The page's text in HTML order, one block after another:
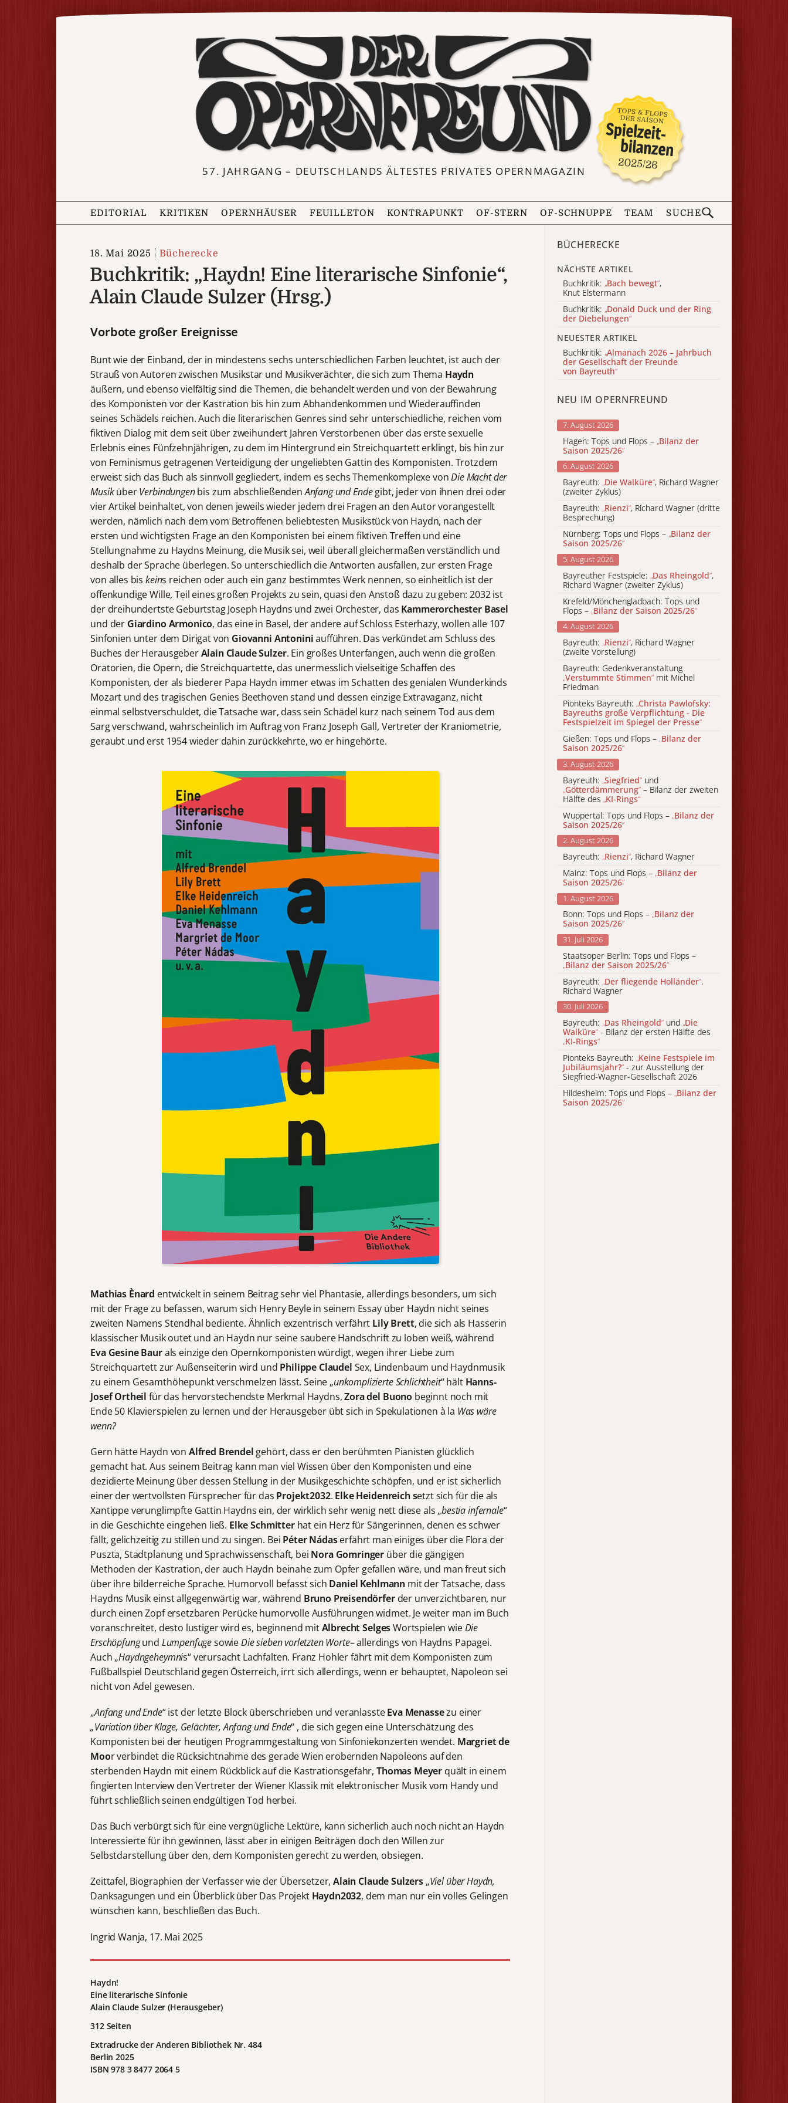
57. JAHRGANG – DEUTSCHLANDS ÄLTESTES PRIVATES OPERNMAGAZIN
EDITORIAL KRITIKEN OPERNHÄUSER FEUILLETON KONTRAPUNKT OF-STERN OF-SCHNUPPE TEAM SUCHE
18. Mai 2025 Bücherecke
Buchkritik: „Haydn! Eine literarische Sinfonie“,
Alain Claude Sulzer (Hrsg.)
Vorbote großer Ereignisse
Bunt wie der Einband, der in mindestens sechs unterschiedlichen Farben leuchtet, ist auch der
Strauß von Autoren zwischen Musikstar und Musikverächter, die sich zum Thema Haydn
äußern, und ebenso vielfältig sind die Themen, die behandelt werden und von der Bewahrung
des Komponisten vor der Kastration bis hin zum Abhandenkommen und Wiederauffinden
seines Schädels reichen. Auch die literarischen Genres sind sehr unterschiedliche, reichen vom
fiktiven Dialog mit dem seit über zweihundert Jahren Verstorbenen über das erste sexuelle
Erlebnis eines Fünfzehnjährigen, zu dem im Hintergrund ein Streichquartett erklingt, bis hin zur
von Feminismus getragenen Verteidigung der ungeliebten Gattin des Komponisten. Trotzdem
erweist sich das Buch als sinnvoll gegliedert, indem es sechs Themenkomplexe vonDie Macht der
MusiküberVerbindungenbis zum abschließendenAnfang und Endegibt, jeder von ihnen drei oder
vier Artikel beinhaltet, von denen jeweils wieder jedem drei Fragen an den Autor vorangestellt
werden, nämlich nach dem vom Betroffenen beliebtesten Musikstück von Haydn, nach der
ersten und wichtigsten Frage an den Komponisten bei einem fiktiven Treffen und eine
Stellungnahme zu Haydns Meinung, die Musik sei, weil überall gleichermaßen verständlich und
deshalb der Sprache überlegen. So unterschiedlich die Antworten ausfallen, zur ersten Frage
von alles bis keins reichen oder auch ein ganz bestimmtes Werk nennen, so einheitlich ist der
offenkundige Wille, Teil eines großen Projekts zu sein, quasi den Anstoß dazu zu geben: 2032 ist
der dreihundertste Geburtstag Joseph Haydns und zwei Orchester, das Kammerorchester Basel
und der Giardino Armonico, das eine in Basel, der andere auf Schloss Esterhazy, wollen alle 107
Sinfonien unter dem Dirigat von Giovanni Antoniniaufführen. Das verkündet am Schluss des
Buches der HerausgeberAlain Claude Sulzer. Ein großes Unterfangen, auch wenn die großen
Oratorien, die Opern, die Streichquartette, das unermesslich vielseitige Schaffen des
Komponisten, der als biederer Papa Haydn immer etwas im Schatten des genialen Wunderkinds
Mozart und des tragischen Genies Beethoven stand und dessen einzige Extravaganz, nicht
einmal selbstverschuldet, die Tatsache war, dass sein Schädel kurz nach seinem Tod aus dem
Sarg verschwand, wahrscheinlich im Auftrag von Franz Joseph Gall, Vertreter der Kraniometrie,
geraubt und erst 1954 wieder dahin zurückkehrte, wo er hingehörte.
Mathias Ènard entwickelt in seinem Beitrag sehr viel Phantasie, allerdings besonders, um sich
mit der Frage zu befassen, warum sich Henry Beyle in seinem Essay über Haydn nicht seines
zweiten Namens Stendhal bediente. Ähnlich exzentrisch verfährt Lily Brett, die sich als Hasserin
klassischer Musik outet und an Haydn nur seine saubere Handschrift zu loben weiß, während
Eva Gesine Baurals einzige den Opernkomponisten würdigt, wegen ihrer Liebe zum
Streichquartett zur Außenseiterin wird und Philippe Claudel Sex, Lindenbaum und Haydnmusik
zu einem Gesamthöhepunkt verschmelzen lässt. Seine „unkomplizierte Schlichtheit“ hält Hanns-
Josef Ortheil für das hervorstechendste Merkmal Haydns,Zora del Buono beginnt noch mit
Ende 50 Klavierspielen zu lernen und der Herausgeber übt sich in Spekulationen à la Was wäre
wenn?
Gern hätte Haydn von Alfred Brendel gehört, dass er den berühmten Pianisten glücklich
gemacht hat. Aus seinem Beitrag kann man viel Wissen über den Komponisten und eine
dezidierte Meinung über dessen Stellung in der Musikgeschichte schöpfen, und er ist sicherlich
einer der wertvollsten Fürsprecher für das Projekt2032. Elke Heidenreich setzt sich für die als
Xantippe verunglimpfte Gattin Haydns ein, der wirklich sehr wenig nett diese als „bestia infernale“
in die Geschichte eingehen ließ. Elke Schmitterhat ein Herz für Sängerinnen, denen es schwer
fällt, gelichzeitig zu stillen und zu singen. Bei Péter Nádaserfährt man einiges über die Flora der
Puszta, Stadtplanung und Sprachwissenschaft, bei Nora Gomringer über die gängigen
Methoden der Kastration, der auch Haydn beinahe zum Opfer gefallen wäre, und man freut sich
über ihre bilderreiche Sprache. Humorvoll befasst sich Daniel Kehlmann mit der Tatsache, dass
Haydns Musik einst allgegenwärtig war, während Bruno Preisendörferder unverzichtbaren, nur
durch einen Zopf ersetzbaren Perücke humorvolle Ausführungen widmet. Je weiter man im Buch
voranschreitet, desto lustiger wird es, beginnend mitAlbrecht SelgesWortspielen wieDie
Erschöpfungund LumpenfugesowieDie siebenvorletzten Worte– allerdings von Haydns Papagei.
Auch „Haydngeheymnis“ verursacht Lachfalten. Franz Hohler fährt mit dem Komponisten zum
Fußballspiel Deutschland gegen Österreich, irrt sich allerdings, wenn er behauptet, Napoleon sei
nicht von Adel gewesen.
„Anfang und Ende“ ist der letzte Block überschrieben und veranlassteEva Menassezu einer
„Variation über Klage, Gelächter, Anfang und Ende“ , die sich gegen eine Unterschätzung des
Komponisten bei der heutigen Programmgestaltung von Sinfoniekonzerten wendet. Margriet de
Moor verbindet die Rücksichtnahme des gerade Wien erobernden Napoleons auf den
sterbenden Haydn mit einem Rückblick auf die Kastrationsgefahr, Thomas Meyer quält in einem
fingierten Interview den Vertreter der Wiener Klassik mit elektronischer Musik vom Handy und
führt schließlich seinen endgültigen Tod herbei.
Das Buch verbürgt sich für eine vergnügliche Lektüre, kann sicherlich auch noch nicht an Haydn
Interessierte für ihn gewinnen, lässt aber in einigen Beiträgen doch den Willen zur
Selbstdarstellung über den, dem Komponisten gerecht zu werden, obsiegen.
Zeittafel, Biographien der Verfasser wie der Übersetzer,Alain Claude Sulzers„Viel über Haydn,
Danksagungen und ein Überblick über Das Projekt Haydn2032, dem man nur ein volles Gelingen
wünschen kann, beschließen das Buch.
Ingrid Wanja, 17. Mai 2025
Haydn!
Eine literarische Sinfonie
Alain Claude Sulzer (Herausgeber)
312 Seiten
Extradrucke der Anderen Bibliothek Nr. 484
Berlin 2025
ISBN 978 3 8477 2064 5
BÜCHERECKE
NÄCHSTE ARTIKEL
Buchkritik: „Bach bewegt“,
Knut Elstermann
Buchkritik: „Donald Duck und der Ring
der Diebelungen“
NEUESTER ARTIKEL
Buchkritik: „Almanach 2026 – Jahrbuch
der Gesellschaft der Freunde
von Bayreuth“
NEU IM OPERNFREUND
7. August 2026
Hagen: Tops und Flops – „Bilanz der
Saison 2025/26“
6. August 2026
Bayreuth: „Die Walküre“, Richard Wagner
(zweiter Zyklus)
Bayreuth: „Rienzi“, Richard Wagner (dritte
Besprechung)
Nürnberg: Tops und Flops – „Bilanz der
Saison 2025/26“
5. August 2026
Bayreuther Festspiele: „Das Rheingold“,
Richard Wagner (zweiter Zyklus)
Krefeld/Mönchengladbach: Tops und
Flops – „Bilanz der Saison 2025/26“
4. August 2026
Bayreuth: „Rienzi“, Richard Wagner
(zweite Vorstellung)
Bayreuth: Gedenkveranstaltung
„Verstummte Stimmen“ mit Michel
Friedman
Pionteks Bayreuth: „Christa Pawlofsky:
Bayreuths große Verpflichtung - Die
Festspielzeit im Spiegel der Presse“
Gießen: Tops und Flops – „Bilanz der
Saison 2025/26“
3. August 2026
Bayreuth: „Siegfried“ und
„Götterdämmerung“ – Bilanz der zweiten
Hälfte des „KI-Rings“
Wuppertal: Tops und Flops – „Bilanz der
Saison 2025/26“
2. August 2026
Bayreuth: „Rienzi“, Richard Wagner
Mainz: Tops und Flops – „Bilanz der
Saison 2025/26“
1. August 2026
Bonn: Tops und Flops – „Bilanz der
Saison 2025/26“
31. Juli 2026
Staatsoper Berlin: Tops und Flops –
„Bilanz der Saison 2025/26“
Bayreuth: „Der fliegende Holländer“,
Richard Wagner
30. Juli 2026
Bayreuth: „Das Rheingold“ und „Die
Walküre“ - Bilanz der ersten Hälfte des
„KI-Rings“
Pionteks Bayreuth: „Keine Festspiele im
Jubiläumsjahr?“ - zur Ausstellung der
Siegfried-Wagner-Gesellschaft 2026
Hildesheim: Tops und Flops – „Bilanz der
Saison 2025/26“